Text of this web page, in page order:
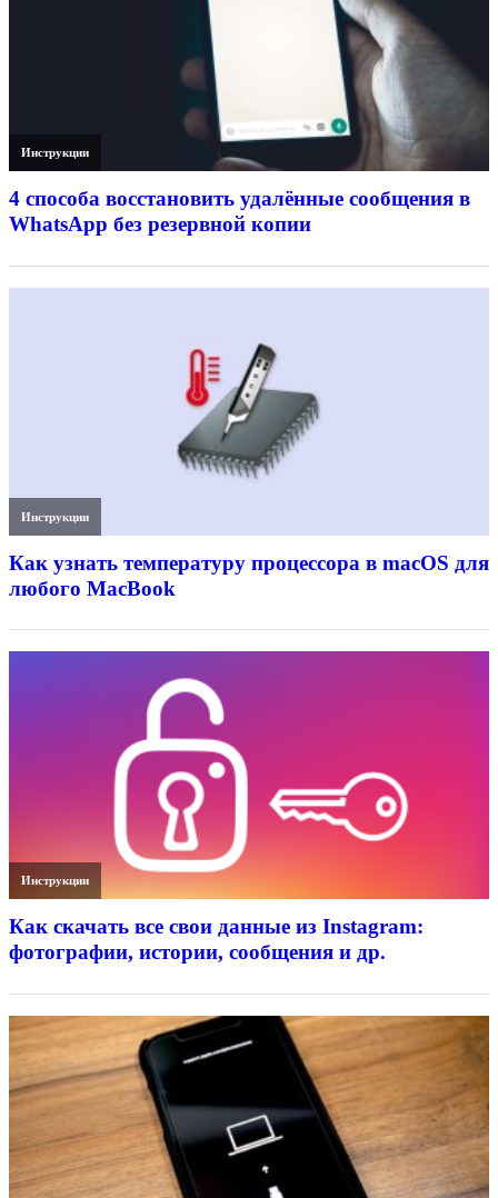
Инструкции
4 способа восстановить удалённые сообщения в
WhatsApp без резервной копии
Инструкции
Как узнать температуру процессора в macOS для
любого MacBook
Инструкции
Как скачать все свои данные из Instagram:
фотографии, истории, сообщения и др.